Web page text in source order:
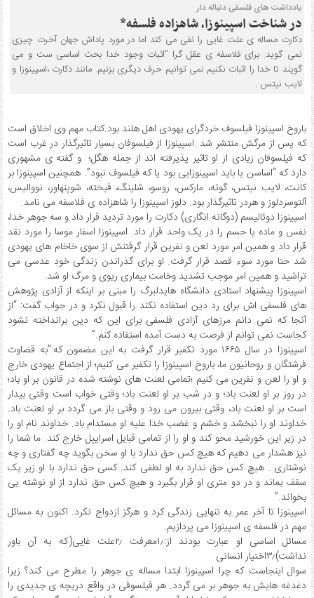
یادداشت های فلسفی دنباله دار
در شناخت اسپینوزا، شاهزاده فلسفه*
دکارت مساله ی علت غایی را نفی می کند اما در مورد پاداش جهان آخرت چیزی
نمی گوید. برای فلاسفه ی عقل گرا "اثبات وجود خدا بحث اساسی ست و می
گویند تا خدا را اثبات نکنیم نمی توانیم حرف دیگری بزنیم. مانند دکارت ،اسپینوزا و
لایب نیتس .
باروخ اسپینوزا فیلسوف خردگرای یهودی اهل هلند بود.کتاب مهم وی اخلاق است
که پس از مرگش منتشر شد .اسپینوزا از فیلسوفان بسیار تاثیرگذار در غرب است
که فیلسوفان زیادی از او تاثیر پذیرفته اند از جمله هگل؛ و گفته ی مشهوری
دارد که “اساسن یا باید اسپینوزایی بود یا که فیلسوف نبود”. همچنین اسپینوزا بر
کانت، لایب نیتس، گوته، مارکس، روسو، شلینگ، فیخته، شوپنهاور، نووالیس،
آلتوسردلوز و هردر تاثیرگذار بود. دلوز اسپینوزا را شاهزاده ی فلاسفه می نامد.
اسپینوزا دوئالیسم (دوگانه انگاری) دکارت را مورد تردید قرار داد و سه جوهر خدا،
نفس و ماده یا حسم را در یک واحد قرار داد. اسپینوزا اسفار موسا را مورد نقد
قرار داد و همین امر مورد لعن و نفرین قرار گرفتنش از سوی خاخام های یهودی
شد حتا مورد سوء قصد قرار گرفت. او برای گذراندن زندگی خود عدسی می
تراشید و همین امر موجب تشدید وخامت بیماری ریوی و مرگ او شد.
اسپینوزا پیشنهاد استادی دانشگاه هایدلبرگ را مبنی بر اینکه از آزادی پژوهش
های فلسفی اش برای رد دین استفاده نکند را قبول نکرد و در جواب گفت: “از
آنجا که نمی دانم مرزهای آزادی فلسفی برای این که دین برانداخته نشود
کجاست نمی توانم از فرصت به دست آمده استفاده کنم.”
اسپینوزا در سال ۱۶۶۵ مورد تکفیر قرار گرفت به این مضمون که:”به قضاوت
فرشتگان و روحانیون ما، باروخ اسپینوزا را تکفیر می کنیم؛ از اجتماع یهودی خارج
و او را لعن و نفرین می کنیم ؛تمامی لعنت های نوشته شده در قانون بر او باد؛
در روز بر او لعنت باد؛ و در شب بر او لعنت باد؛ وقتی خواب است وقتی بیدار
است بر او لعنت باد، وقتی بیرون می رود و وقتی باز می گردد بر او لعنت باد.
خداوند او را نبخشد و خشم و غضب خدا علیه او مستدام باد. خداوند نام او را
در زیر این خورشید محو کند و او را از تمامی قبایل اسراییل خارج کند. ما شما را
نیز هشدار می دهیم که هیچ کس حق ندارد با او سخن بگوید چه گفتاری و چه
نوشتاری . هیچ کس حق ندارد به او لطفی کند. کسی حق ندارد با او زیر یک
سقف بماند و در دو متری او قرار بگیرد و هیچ کس حق ندارد از او نوشته یی
بخواند.”
اسپینوزا تا آخر عمر به تنهایی زندگی کرد و هرگز ازدواج نکرد. اکنون به مسائل
مهم در فلسفه ی اسپینوزا می پردازیم.
مسائل اساسی او عبارت بودند از:۱٫معرفت ۲٫علت غایی(که به آن باور
نداشت)۳٫اختیار انسانی
سوال اینجاست که چرا اسپینوزا ابتدا مساله ی جوهر را مطرح می کند؟ زیرا
دغدغه هایش به جوهر بر می گردد. هر فیلسوفی در واقع دریچه ی جدیدی را